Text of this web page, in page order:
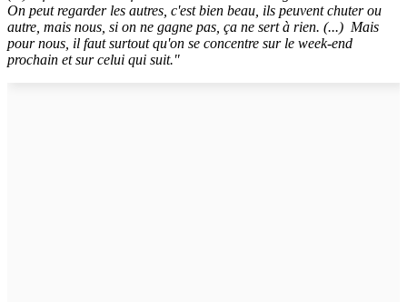
On peut regarder les autres, c'est bien beau, ils peuvent chuter ou
autre, mais nous, si on ne gagne pas, ça ne sert à rien. (...) Mais
pour nous, il faut surtout qu'on se concentre sur le week-end
prochain et sur celui qui suit."